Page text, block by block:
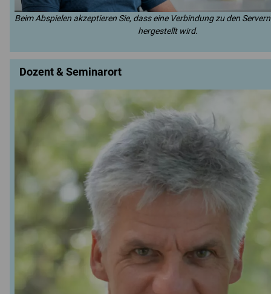
Beim Abspielen akzeptieren Sie, dass eine Verbindung zu den
hergestellt wird.
Dozent & Seminarort